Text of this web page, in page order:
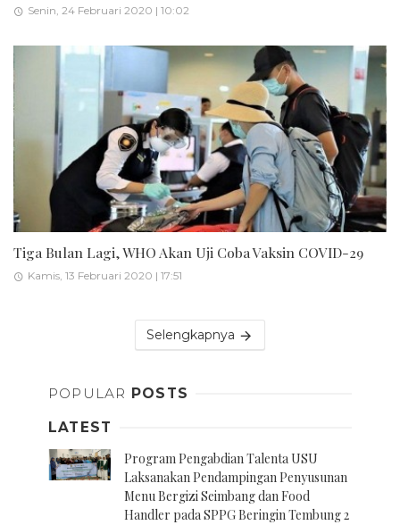
Senin, 24 Februari 2020 | 10:02
Tiga Bulan Lagi, WHO Akan Uji Coba Vaksin COVID-29
Kamis, 13 Februari 2020 | 17:51
Selengkapnya
POPULAR POSTS
LATEST
Program Pengabdian Talenta USU
Laksanakan Pendampingan Penyusunan
Menu Bergizi Seimbang dan Food
Handler pada SPPG Beringin Tembung 2